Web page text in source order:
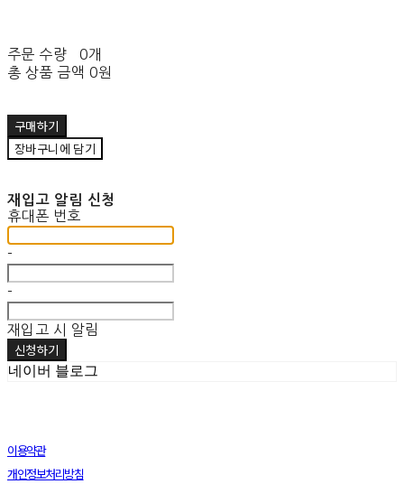
주문 수량
0개
총 상품 금액 0원
구매하기
장바구니에 담기
재입고 알림 신청
휴대폰 번호
-
-
재입고 시 알림
신청하기
네이버 블로그
이용약관
개인정보처리방침